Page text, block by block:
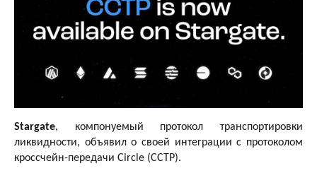
Stargate, компонуемый протокол транспортировки
ликвидности, объявил о своей интеграции с протоколом
кроссчейн-передачи Circle (CCTP).